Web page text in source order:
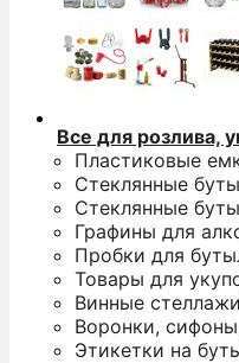
Все для розлива,
Пластиковые
Стеклянные
Стеклянные
Графины для
Пробки для
Товары для
Винные стеллажи
Воронки,
Этикетки на